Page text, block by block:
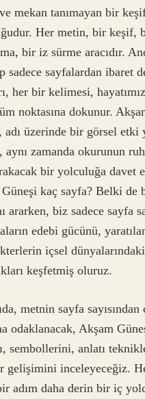
mekan tanımayan bir
Her metin, bir keşif,
bir iz sürme aracıdır.
sadece sayfalardan ibaret
her bir kelimesi,
noktasına dokunur.
adı üzerinde bir görsel etki
aynı zamanda okurunun
bir yolculuğa davet
kaç sayfa? Belki de
ararken, biz sadece sayfa
edebi gücünü,
içsel dünyalarındaki
keşfetmiş oluruz.
metnin sayfa sayısından
odaklanacak, Akşam
sembollerini, anlatı
gelişimini inceleyeceğiz.
adım daha derin bir iç